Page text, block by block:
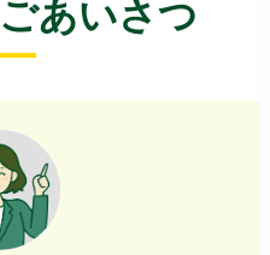
あいさつ